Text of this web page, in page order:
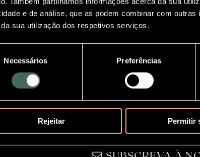
e de análise, que as podem combinar com
da sua utilização dos respetivos serviços.
Necessários Preferências
Rejeitar Permitir
your criteria.